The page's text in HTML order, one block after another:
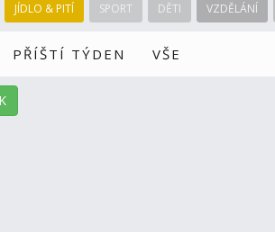
JÍDLO & PITÍ SPORT DĚTI VZDĚLÁNÍ
PŘÍŠTÍ TÝDEN VŠE